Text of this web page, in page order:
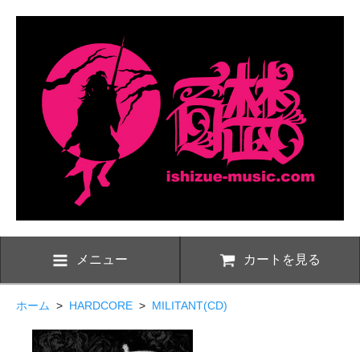
メニュー カートを見る
ホーム > HARDCORE > MILITANT(CD)